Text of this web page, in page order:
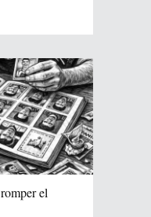
el